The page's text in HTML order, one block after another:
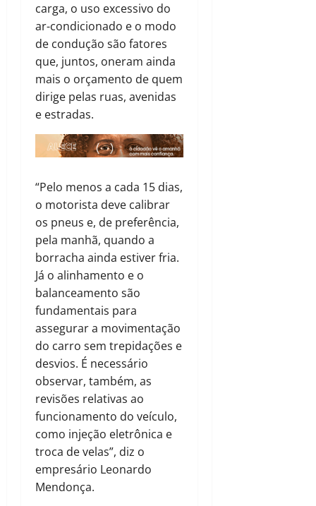
carga, o uso excessivo do
ar-condicionado e o modo
de condução são fatores
que, juntos, oneram ainda
mais o orçamento de quem
dirige pelas ruas, avenidas
e estradas.
“Pelo menos a cada 15 dias,
o motorista deve calibrar
os pneus e, de preferência,
pela manhã, quando a
borracha ainda estiver fria.
Já o alinhamento e o
balanceamento são
fundamentais para
assegurar a movimentação
do carro sem trepidações e
desvios. É necessário
observar, também, as
revisões relativas ao
funcionamento do veículo,
como injeção eletrônica e
troca de velas”, diz o
empresário Leonardo
Mendonça.